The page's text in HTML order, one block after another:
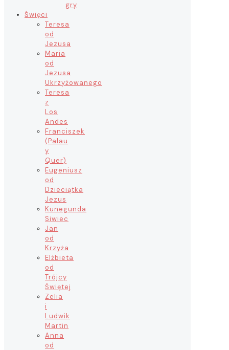
gry
Święci
Teresa
od
Jezusa
Maria
od
Jezusa
Ukrzyżowanego
Teresa
z
Los
Andes
Franciszek
(Palau
y
Quer)
Eugeniusz
od
Dzieciątka
Jezus
Kunegunda
Siwiec
Jan
od
Krzyża
Elżbieta
od
Trójcy
Świętej
Zelia
i
Ludwik
Martin
Anna
od